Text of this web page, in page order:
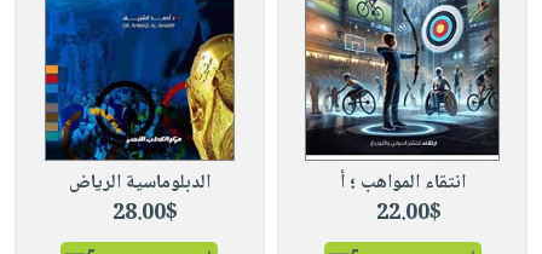
انتقاء المواهب ؛ أ
22.00$
الدبلوماسية الرياض
28.00$